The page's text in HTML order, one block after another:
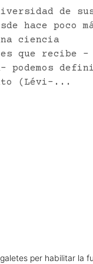
de
hace poco
ciencia
que recibe -
podemos
(Lévi-...
per habilitar la